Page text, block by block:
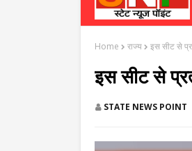
Home राज्य इस सीट से
इस सीट से
STATE NEWS POINT